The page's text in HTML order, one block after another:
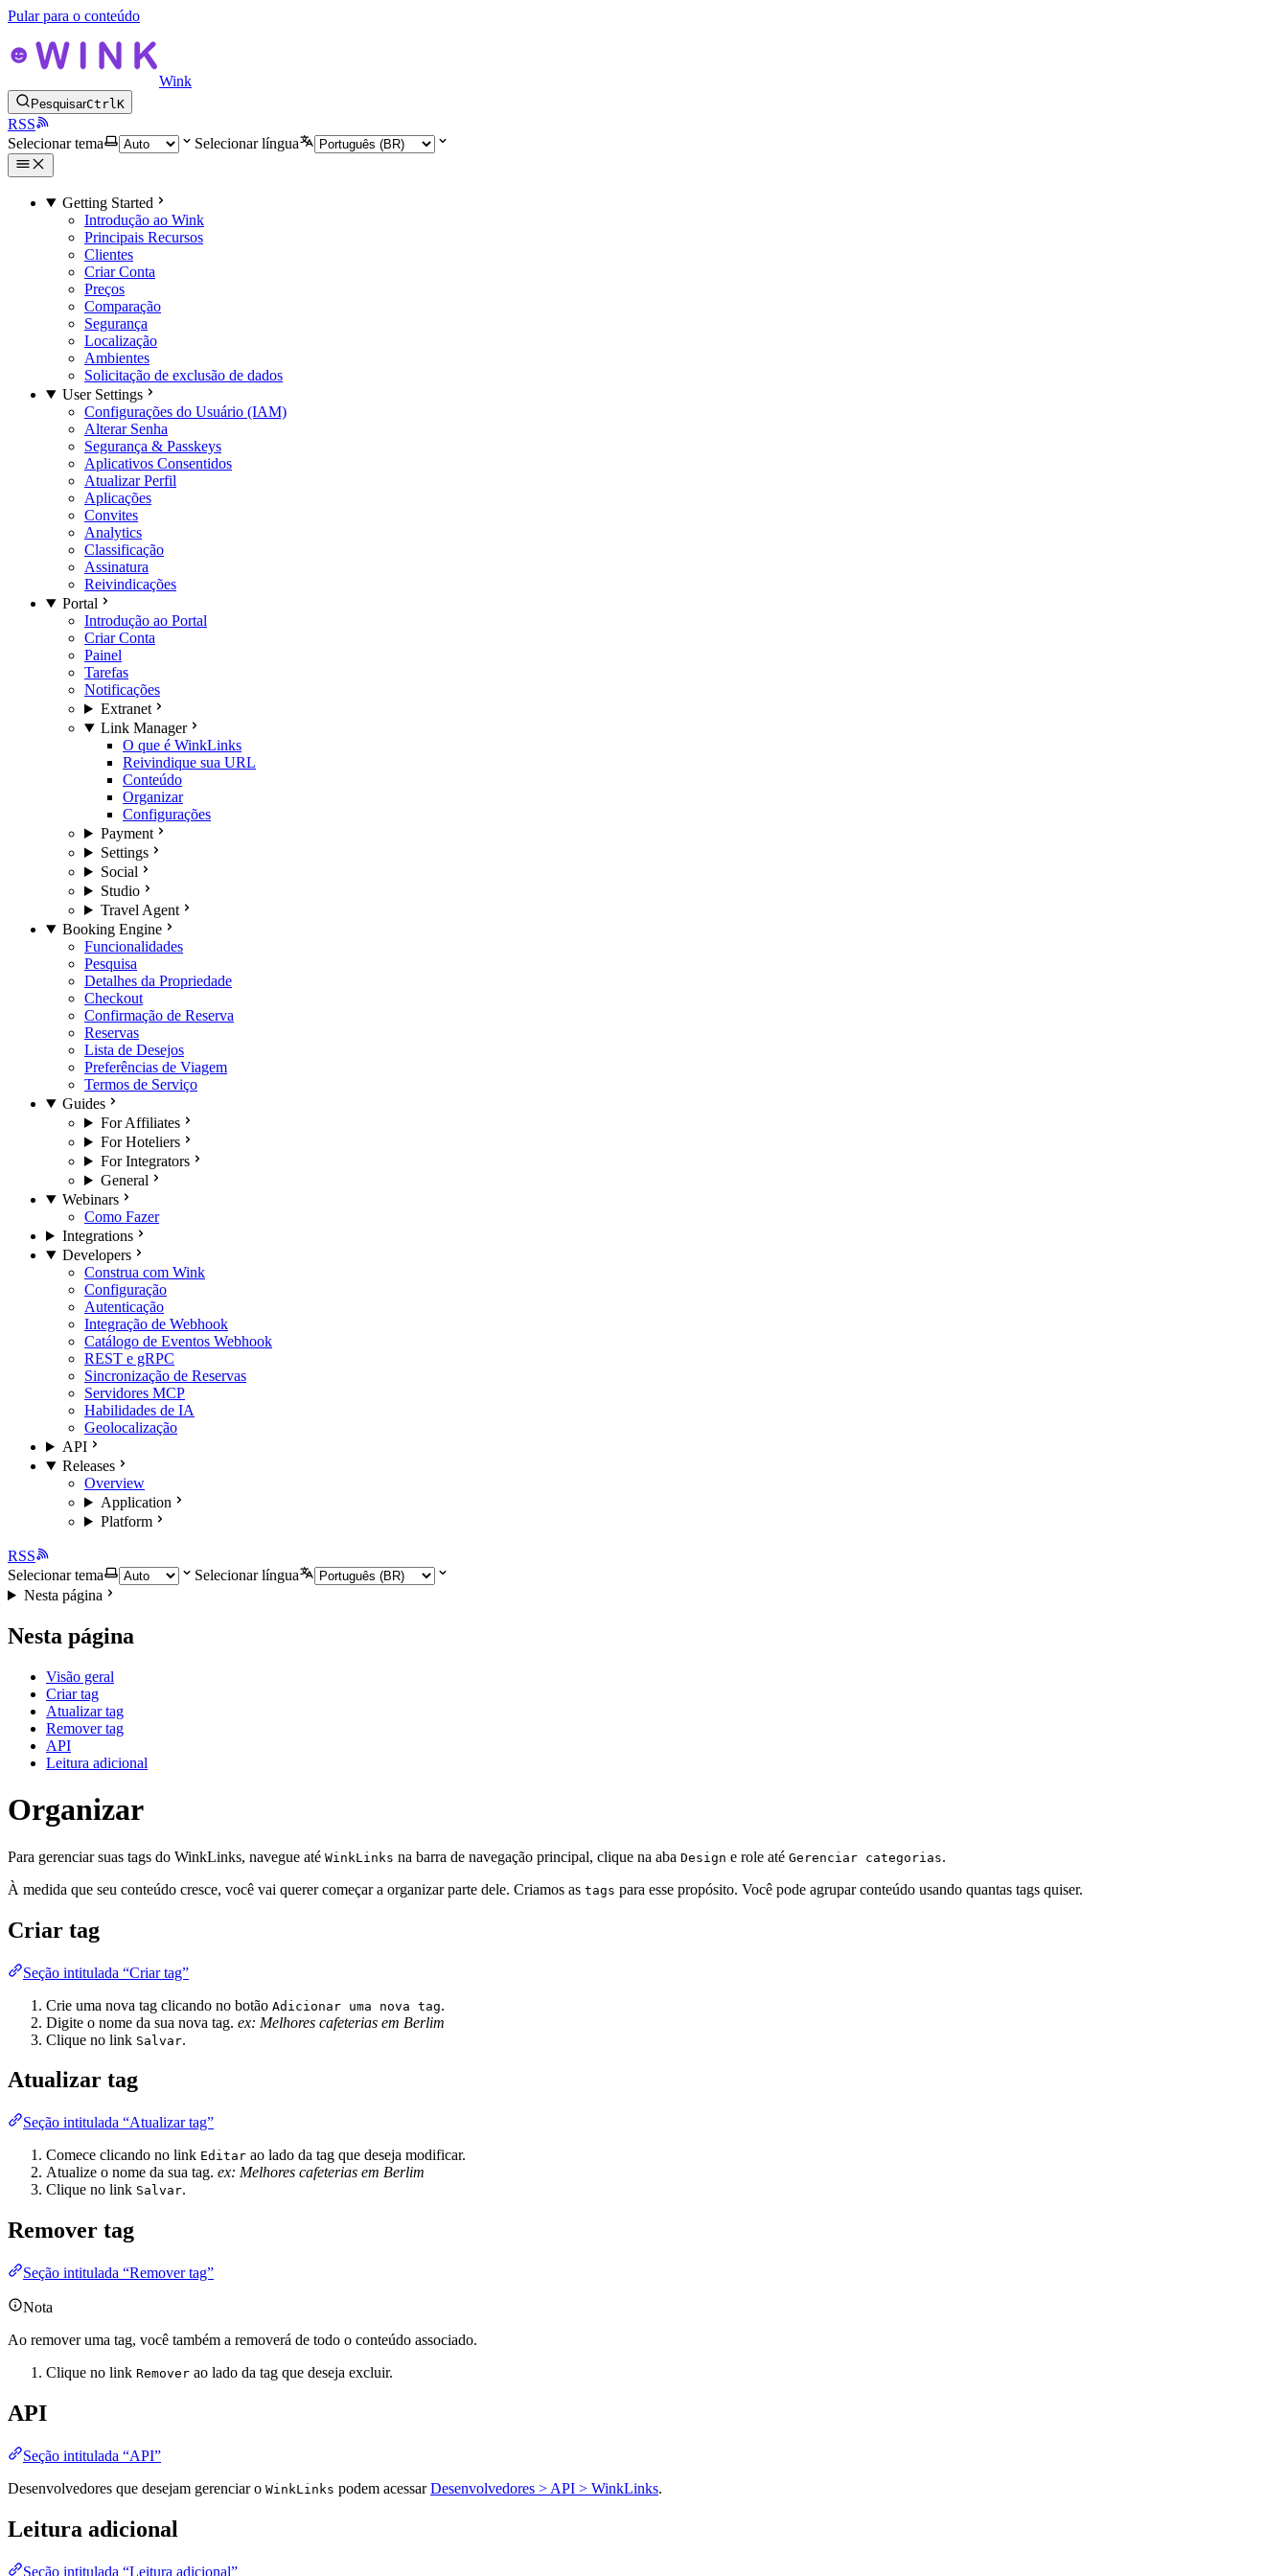
Pular para o conteúdo
Wink
PesquisarCtrlK
RSS
Selecionar tema
Selecionar língua
Getting Started
Introdução ao Wink
Principais Recursos
Clientes
Criar Conta
Preços
Comparação
Segurança
Localização
Ambientes
Solicitação de exclusão de dados
User Settings
Configurações do Usuário (IAM)
Alterar Senha
Segurança & Passkeys
Aplicativos Consentidos
Atualizar Perfil
Aplicações
Convites
Analytics
Classificação
Assinatura
Reivindicações
Portal
Introdução ao Portal
Criar Conta
Painel
Tarefas
Notificações
Extranet
Link Manager
O que é WinkLinks
Reivindique sua URL
Conteúdo
Organizar
Configurações
Payment
Settings
Social
Studio
Travel Agent
Booking Engine
Funcionalidades
Pesquisa
Detalhes da Propriedade
Checkout
Confirmação de Reserva
Reservas
Lista de Desejos
Preferências de Viagem
Termos de Serviço
Guides
For Affiliates
For Hoteliers
For Integrators
General
Webinars
Como Fazer
Integrations
Developers
Construa com Wink
Configuração
Autenticação
Integração de Webhook
Catálogo de Eventos Webhook
REST e gRPC
Sincronização de Reservas
Servidores MCP
Habilidades de IA
Geolocalização
API
Releases
Overview
Application
Platform
RSS
Selecionar tema
Selecionar língua
Nesta página
Nesta página
Visão geral
Criar tag
Atualizar tag
Remover tag
API
Leitura adicional
Organizar
Para gerenciar suas tags do WinkLinks, navegue até WinkLinks na barra de navegação principal, clique na aba Design e role até Gerenciar categorias.
À medida que seu conteúdo cresce, você vai querer começar a organizar parte dele. Criamos as tags para esse propósito. Você pode agrupar conteúdo usando quantas tags quiser.
Criar tag
Seção intitulada “Criar tag”
Crie uma nova tag clicando no botão Adicionar uma nova tag.
Digite o nome da sua nova tag. ex: Melhores cafeterias em Berlim
Clique no link Salvar.
Atualizar tag
Seção intitulada “Atualizar tag”
Comece clicando no link Editar ao lado da tag que deseja modificar.
Atualize o nome da sua tag. ex: Melhores cafeterias em Berlim
Clique no link Salvar.
Remover tag
Seção intitulada “Remover tag”
Nota
Ao remover uma tag, você também a removerá de todo o conteúdo associado.
Clique no link Remover ao lado da tag que deseja excluir.
API
Seção intitulada “API”
Desenvolvedores que desejam gerenciar o WinkLinks podem acessarDesenvolvedores > API > WinkLinks.
Leitura adicional
Seção intitulada “Leitura adicional”